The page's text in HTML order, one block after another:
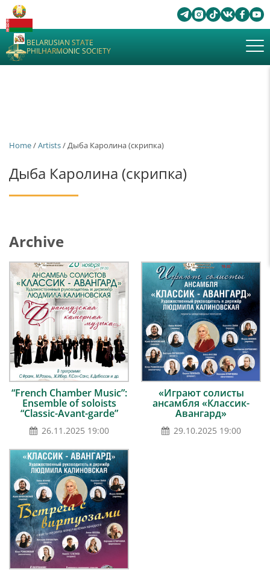
BELARUSIAN STATE
PHILHARMONIC SOCIETY
Home/Artists/ Дыба Каролина (скрипка)
Дыба Каролина (скрипка)
Archive
“French Chamber Music”:
Ensemble of soloists
“Classic-Avant-garde”
26.11.2025 19:00
«Играют солисты
ансамбля «Классик-
Авангард»
29.10.2025 19:00